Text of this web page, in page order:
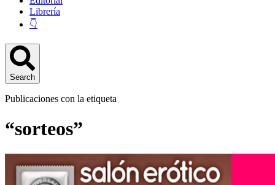
Librería
👇
Search
Publicaciones con la etiqueta
“sorteos”